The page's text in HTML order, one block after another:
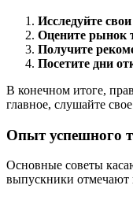
Исследуйте
Оцените рынок
Получите
Посетите дни
В конечном итоге,
главное, слушайте
Опыт успешного
Основные советы
выпускники отмечают